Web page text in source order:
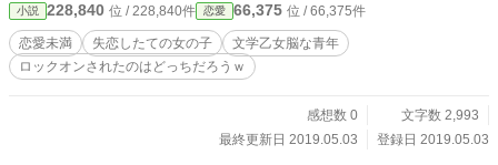
小説 228,840 位 / 228,840件 恋愛 66,375 位 / 66,375件
恋愛未満 失恋したての女の子
文学乙女脳な青年
ロックオンされたのはどっちだろうｗ
感想数 0
文字数 2,993
最終更新日 2019.05.03
登録日 2019.05.03